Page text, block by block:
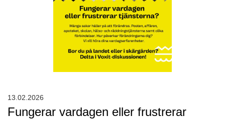
Fungerar vardagen eller frustrerar
13.02.2026